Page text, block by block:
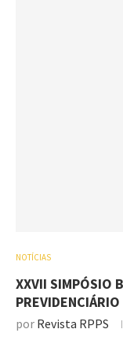
NOTÍCIAS
XXVII SIMPÓSIO
PREVIDENCIÁRIO
por Revista RPPS